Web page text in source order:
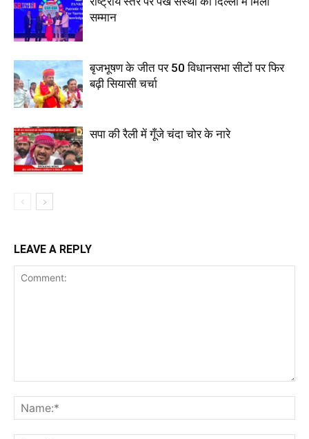
सम्मान
बृजभूषण के जीत पर 50 विधानसभा सीटों पर फिर
बढ़ी सियासी चर्चा
सपा की रैली में गूँजे चंदा चोर के नारे
LEAVE A REPLY